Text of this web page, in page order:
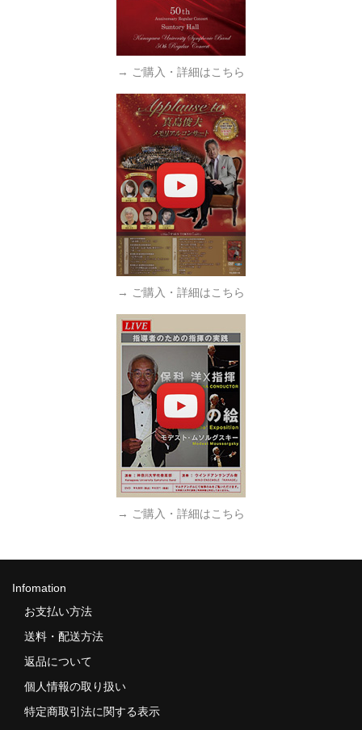
→ ご購入・詳細はこちら
→ ご購入・詳細はこちら
→ ご購入・詳細はこちら
Infomation
お支払い方法
送料・配送方法
返品について
個人情報の取り扱い
特定商取引法に関する表示